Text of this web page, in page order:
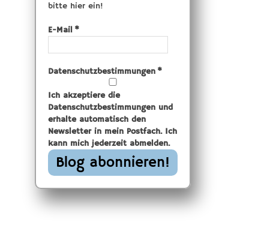
bitte hier ein!
E-Mail *
Datenschutzbestimmungen *
Ich akzeptiere die
Datenschutzbestimmungen und
erhalte automatisch den
Newsletter in mein Postfach. Ich
kann mich jederzeit abmelden.